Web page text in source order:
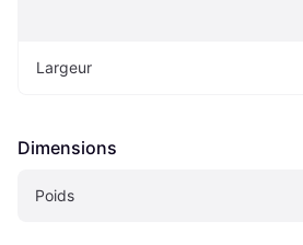
Largeur
Dimensions
Poids